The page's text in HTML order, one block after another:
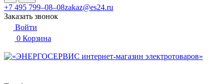
+7 495 799–08–08zakaz@es24.ru
Заказать звонок
Войти
0 Корзина